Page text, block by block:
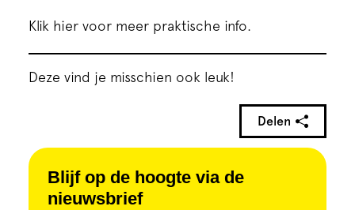
Blijf op de hoogte via de
nieuwsbrief
Klik hier voor meer praktische info.
Deze vind je misschien ook leuk!
Delen